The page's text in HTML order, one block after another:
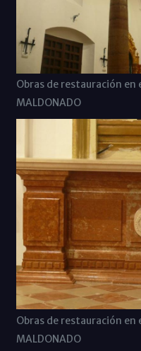
Obras de restauración en
MALDONADO
Obras de restauración en
MALDONADO